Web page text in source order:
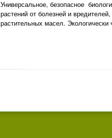
Универсальное, безопасное
растений от болезней и
растительных масел. Экологически